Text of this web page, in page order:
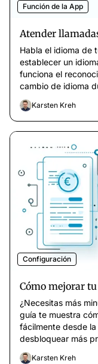
Función de la App
Atender
Habla el idioma de
establecer un
funciona el
cambio de idioma
Karsten Kreh
Configuración
Cómo mejorar
¿Necesitas más
guía te muestra
fácilmente desde
desbloquear más
Karsten Kreh